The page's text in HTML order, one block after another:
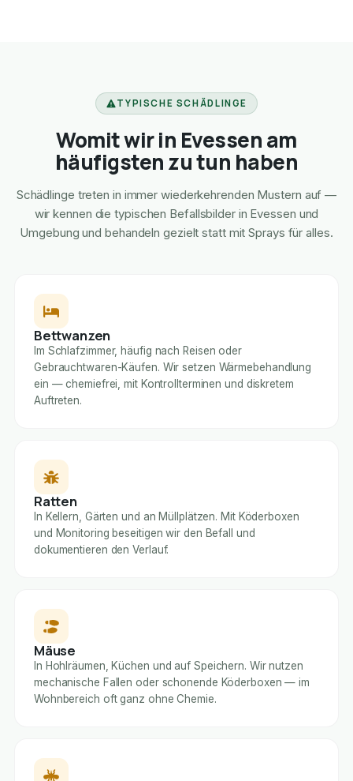
TYPISCHE SCHÄDLINGE
Womit wir in Evessen am
häufigsten zu tun haben
Schädlinge treten in immer wiederkehrenden Mustern auf —
wir kennen die typischen Befallsbilder in Evessen und
Umgebung und behandeln gezielt statt mit Sprays für alles.
Bettwanzen
Im Schlafzimmer, häufig nach Reisen oder
Gebrauchtwaren-Käufen. Wir setzen Wärmebehandlung
ein — chemiefrei, mit Kontrollterminen und diskretem
Auftreten.
Ratten
In Kellern, Gärten und an Müllplätzen. Mit Köderboxen
und Monitoring beseitigen wir den Befall und
dokumentieren den Verlauf.
Mäuse
In Hohlräumen, Küchen und auf Speichern. Wir nutzen
mechanische Fallen oder schonende Köderboxen — im
Wohnbereich oft ganz ohne Chemie.